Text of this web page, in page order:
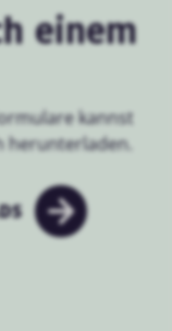
einem
kannst
herunterladen.